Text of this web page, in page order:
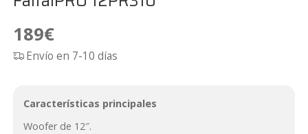
189€
Envío en 7-10 días
Características principales
Woofer de 12″.